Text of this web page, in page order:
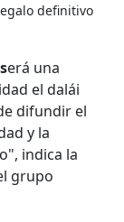
definitivo
erá una
el dalái
difundir el
y la
indica la
grupo